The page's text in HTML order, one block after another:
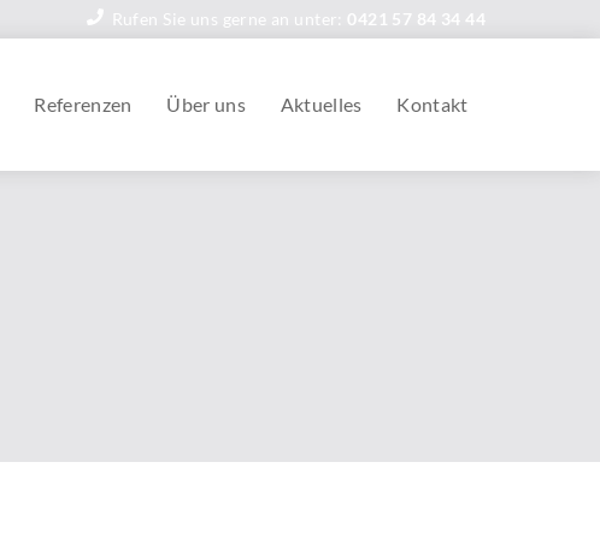
Rufen Sie uns gerne an unter: 0421 57 84 34 44
Referenzen Über uns Aktuelles Kontakt